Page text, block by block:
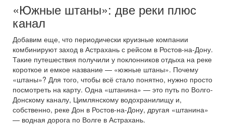
«Южные штаны»: две реки плюс
канал
Добавим еще, что периодически круизные компании
комбинируют заход в Астрахань с рейсом в Ростов-на-Дону.
Такие путешествия получили у поклонников отдыха на реке
короткое и емкое название — «южные штаны». Почему
«штаны»? Для того, чтобы всё стало понятно, нужно просто
посмотреть на карту. Одна «штанина» — это путь по Волго-
Донскому каналу, Цимлянскому водохранилищу и,
собственно, реке Дон в Ростов-на-Дону, другая «штанина»
— водная дорога по Волге в Астрахань.